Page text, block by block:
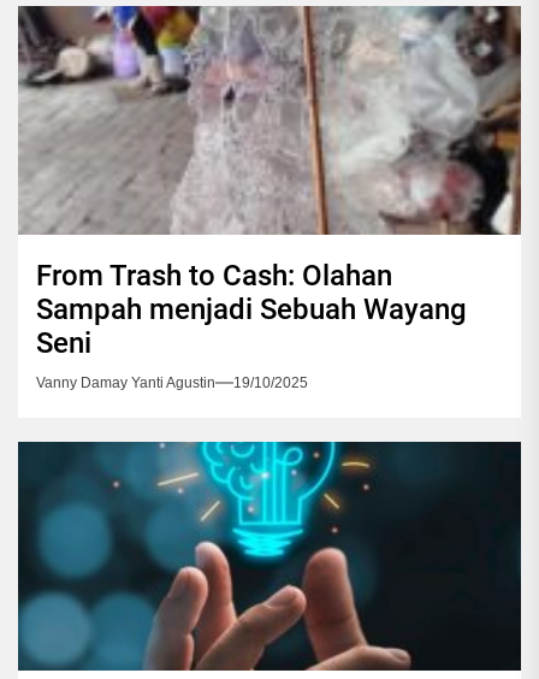
From Trash to Cash: Olahan
Sampah menjadi Sebuah Wayang
Seni
Vanny Damay Yanti Agustin 19/10/2025